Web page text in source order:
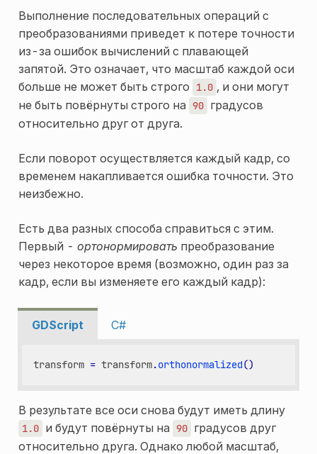
Выполнение последовательных операций с
преобразованиями приведет к потере точности
из-за ошибок вычислений с плавающей
запятой. Это означает, что масштаб каждой оси
больше не может быть строго
1.0 , и они могут
не быть повёрнуты строго на
90 градусов
относительно друг от друга.
Если поворот осуществляется каждый кадр, со
временем накапливается ошибка точности. Это
неизбежно.
Есть два разных способа справиться с этим.
Первый - ортонормировать преобразование
через некоторое время (возможно, один раз за
кадр, если вы изменяете его каждый кадр):
GDScript C#
transform = transform.orthonormalized()
В результате все оси снова будут иметь длину
1.0 и будут повёрнуты на 90 градусов друг
относительно друга. Однако любой масштаб,